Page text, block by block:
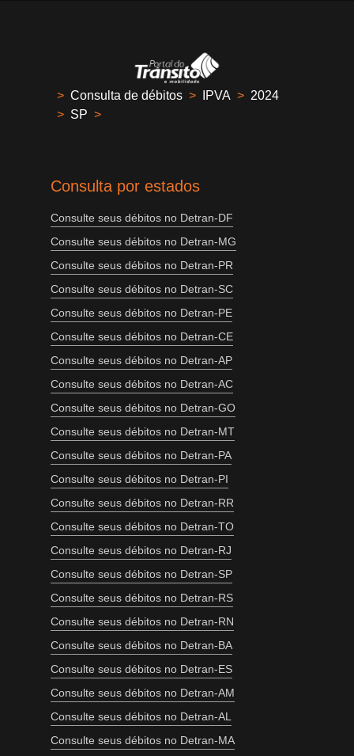
> Consulta de débitos > IPVA > 2024
> SP >
Consulta por estados
Consulte seus débitos no Detran-DF
Consulte seus débitos no Detran-MG
Consulte seus débitos no Detran-PR
Consulte seus débitos no Detran-SC
Consulte seus débitos no Detran-PE
Consulte seus débitos no Detran-CE
Consulte seus débitos no Detran-AP
Consulte seus débitos no Detran-AC
Consulte seus débitos no Detran-GO
Consulte seus débitos no Detran-MT
Consulte seus débitos no Detran-PA
Consulte seus débitos no Detran-PI
Consulte seus débitos no Detran-RR
Consulte seus débitos no Detran-TO
Consulte seus débitos no Detran-RJ
Consulte seus débitos no Detran-SP
Consulte seus débitos no Detran-RS
Consulte seus débitos no Detran-RN
Consulte seus débitos no Detran-BA
Consulte seus débitos no Detran-ES
Consulte seus débitos no Detran-AM
Consulte seus débitos no Detran-AL
Consulte seus débitos no Detran-MA